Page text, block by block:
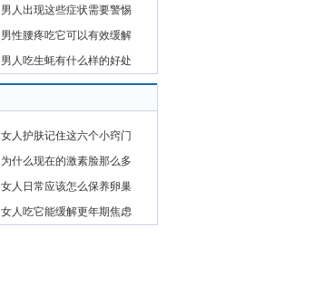
男人出现这些症状需要警惕
男性腰疼吃它可以有效缓解
男人吃生蚝有什么样的好处
女人护肤记住这六个小窍门
为什么现在的激素脸那么多
女人日常应该怎么保养卵巢
女人吃它能缓解更年期焦虑